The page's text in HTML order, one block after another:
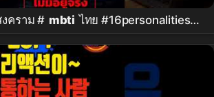
คราม # mbti ไทย #16personalities
# mbti ไทย #ww3 #iran
#northkorea